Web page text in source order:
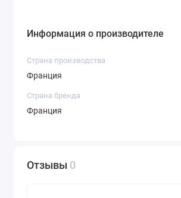
Информация о производителе
Страна производства
Франция
Страна бренда
Франция
Отзывы 0